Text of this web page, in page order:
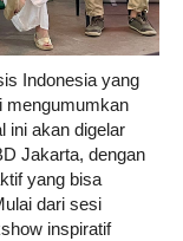
Indonesia yang
mengumumkan
ini akan digelar
Jakarta, dengan
yang bisa
dari sesi
inspiratif